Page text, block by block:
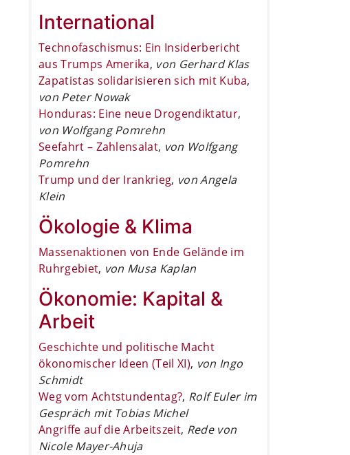
International
Technofaschismus: Ein Insiderbericht
aus Trumps Amerika, von Gerhard Klas
Zapatistas solidarisieren sich mit Kuba,
von Peter Nowak
Honduras: Eine neue Drogendiktatur,
von Wolfgang Pomrehn
Seefahrt – Zahlensalat, von Wolfgang
Pomrehn
Trump und der Irankrieg, von Angela
Klein
Ökologie & Klima
Massenaktionen von Ende Gelände im
Ruhrgebiet, von Musa Kaplan
Ökonomie: Kapital &
Arbeit
Geschichte und politische Macht
ökonomischer Ideen (Teil XI), von Ingo
Schmidt
Weg vom Achtstundentag?, Rolf Euler im
Gespräch mit Tobias Michel
Angriffe auf die Arbeitszeit, Rede von
Nicole Mayer-Ahuja